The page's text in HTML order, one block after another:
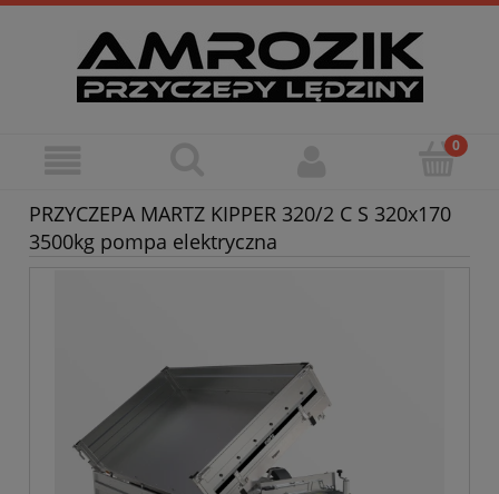
PRZYCZEPA MARTZ KIPPER 320/2 C S 320x170
3500kg pompa elektryczna